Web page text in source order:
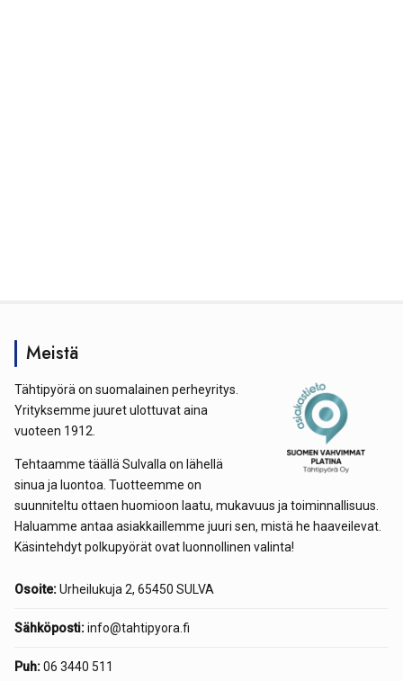
Meistä
Tähtipyörä on suomalainen perheyritys.
Yrityksemme juuret ulottuvat aina
vuoteen 1912.
Tehtaamme täällä Sulvalla on lähellä
sinua ja luontoa. Tuotteemme on
suunniteltu ottaen huomioon laatu, mukavuus ja toiminnallisuus.
Haluamme antaa asiakkaillemme juuri sen, mistä he haaveilevat.
Käsintehdyt polkupyörät ovat luonnollinen valinta!
Osoite:Urheilukuja 2, 65450 SULVA
Sähköposti:info@tahtipyora.fi
Puh:06 3440 511